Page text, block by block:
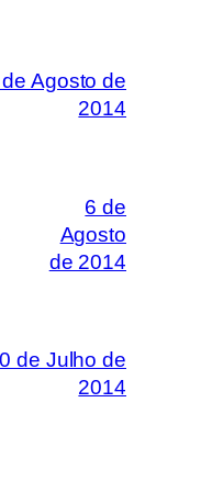
Agosto de
2014
6 de
Agosto
de 2014
de Julho de
2014